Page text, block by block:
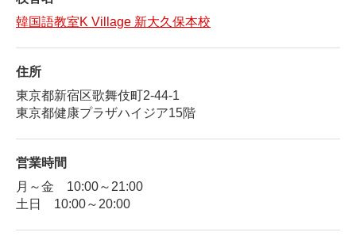
韓国語教室K Village 新大久保本校
住所
東京都新宿区歌舞伎町2-44-1
東京都健康プラザハイジア15階
営業時間
月～金 10:00～21:00
土日 10:00～20:00